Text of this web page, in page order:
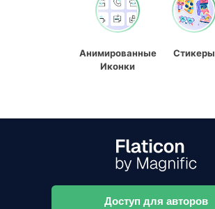
Анимированные
Иконки
Стикеры
Доступ для авторов